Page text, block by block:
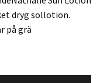
dryg sollotion.
på grä